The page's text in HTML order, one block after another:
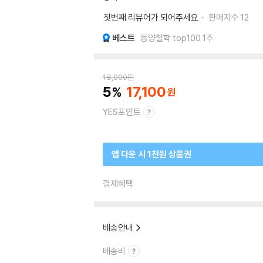
첫번째 리뷰어가 되어주세요
판매지수 12
베스트 동양철학 top100 1주
18,000원
5 17,100
YES포인트
앱 다운 시 1천원 상품권
결제혜택
배송안내
배송비